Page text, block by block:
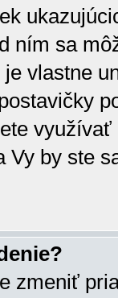
ním sa
vlastne
Vy by ste
zmeniť